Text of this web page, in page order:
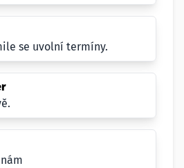
se uvolní termíny.